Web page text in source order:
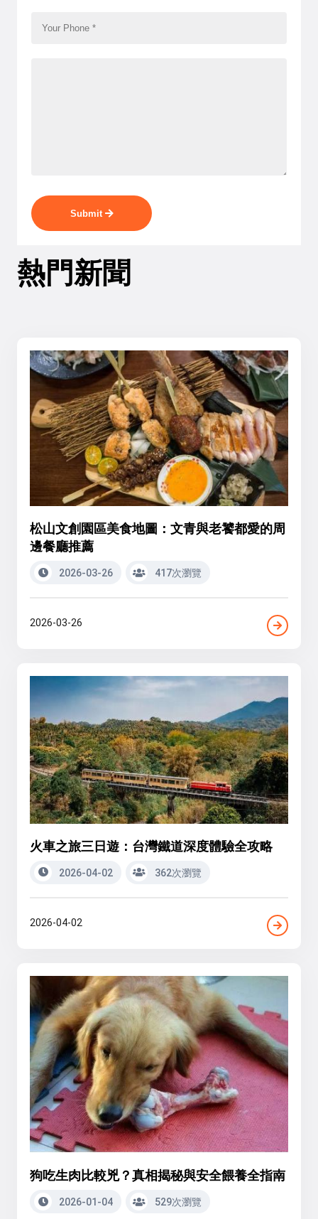
Submit
熱門新聞
松山文創園區美食地圖：文青與老饕都愛的周
邊餐廳推薦
2026-03-26 417次瀏覽
2026-03-26
火車之旅三日遊：台灣鐵道深度體驗全攻略
2026-04-02 362次瀏覽
2026-04-02
狗吃生肉比較兇？真相揭秘與安全餵養全指南
2026-01-04 529次瀏覽